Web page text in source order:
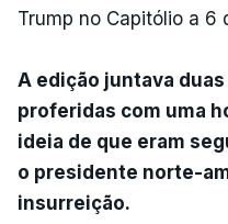
Trump no Capitólio a 6
A edição juntava
proferidas com uma
ideia de que eram
o presidente norte-
insurreição.